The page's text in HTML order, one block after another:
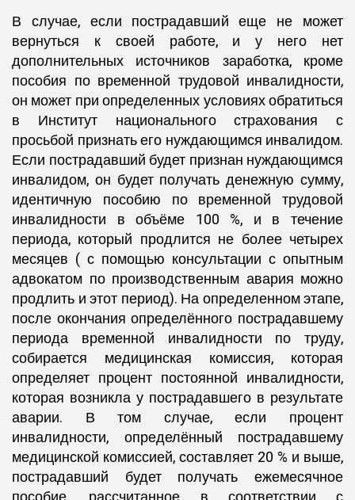
В случае, если пострадавший еще не может
вернуться к своей работе, и у него нет
дополнительных источников заработка, кроме
пособия по временной трудовой инвалидности,
он может при определенных условиях обратиться
в Институт национального страхования с
просьбой признать его нуждающимся инвалидом.
Если пострадавший будет признан нуждающимся
инвалидом, он будет получать денежную сумму,
идентичную пособию по временной трудовой
инвалидности в объёме 100 %, и в течение
периода, который продлится не более четырех
месяцев ( с помощью консультации с опытным
адвокатом по производственным авария можно
продлить и этот период). На определенном этапе,
после окончания определённого пострадавшему
периода временной инвалидности по труду,
собирается медицинская комиссия, которая
определяет процент постоянной инвалидности,
которая возникла у пострадавшего в результате
аварии. В том случае, если процент
инвалидности, определённый пострадавшему
медицинской комиссией, составляет 20 % и выше,
пострадавший будет получать ежемесячное